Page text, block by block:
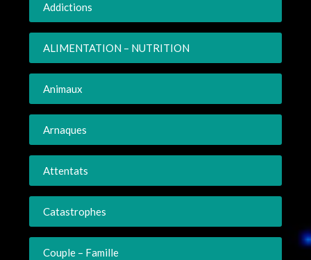
Addictions
ALIMENTATION – NUTRITION
Animaux
Arnaques
Attentats
Catastrophes
Couple – Famille